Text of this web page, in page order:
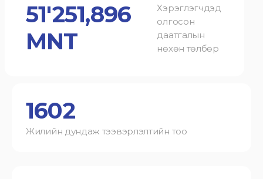
51'251,896
MNT
Хэрэглэгчдэд
олгосон
даатгалын
нөхөн төлбөр
1602
Жилийн дундаж тээвэрлэлтийн тоо